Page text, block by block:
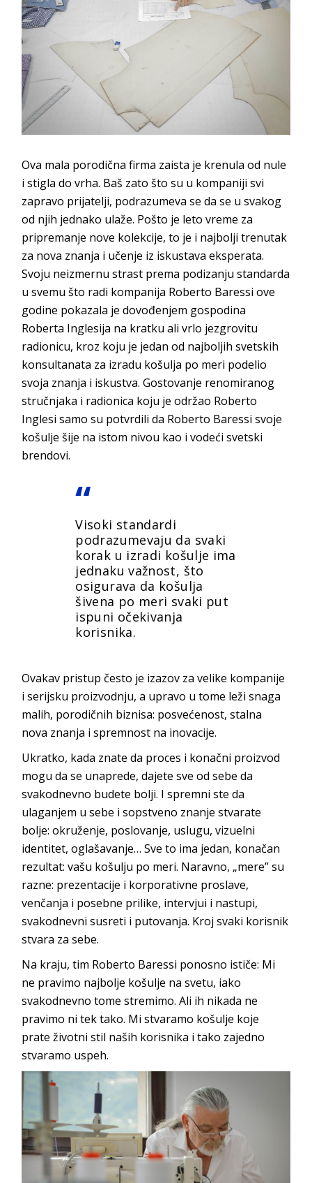
Ova mala porodična firma zaista je krenula od nule
i stigla do vrha. Baš zato što su u kompaniji svi
zapravo prijatelji, podrazumeva se da se u svakog
od njih jednako ulaže. Pošto je leto vreme za
pripremanje nove kolekcije, to je i najbolji trenutak
za nova znanja i učenje iz iskustava eksperata.
Svoju neizmernu strast prema podizanju standarda
u svemu što radi kompanija Roberto Baressi ove
godine pokazala je dovođenjem gospodina
Roberta Inglesija na kratku ali vrlo jezgrovitu
radionicu, kroz koju je jedan od najboljih svetskih
konsultanata za izradu košulja po meri podelio
svoja znanja i iskustva. Gostovanje renomiranog
stručnjaka i radionica koju je održao Roberto
Inglesi samo su potvrdili da Roberto Baressi svoje
košulje šije na istom nivou kao i vodeći svetski
brendovi.
Visoki standardi
podrazumevaju da svaki
korak u izradi košulje ima
jednaku važnost, što
osigurava da košulja
šivena po meri svaki put
ispuni očekivanja
korisnika.
Ovakav pristup često je izazov za velike kompanije
i serijsku proizvodnju, a upravo u tome leži snaga
malih, porodičnih biznisa: posvećenost, stalna
nova znanja i spremnost na inovacije.
Ukratko, kada znate da proces i konačni proizvod
mogu da se unaprede, dajete sve od sebe da
svakodnevno budete bolji. I spremni ste da
ulaganjem u sebe i sopstveno znanje stvarate
bolje: okruženje, poslovanje, uslugu, vizuelni
identitet, oglašavanje… Sve to ima jedan, konačan
rezultat: vašu košulju po meri. Naravno, „mere” su
razne: prezentacije i korporativne proslave,
venčanja i posebne prilike, intervjui i nastupi,
svakodnevni susreti i putovanja. Kroj svaki korisnik
stvara za sebe.
Na kraju, tim Roberto Baressi ponosno ističe: Mi
ne pravimo najbolje košulje na svetu, iako
svakodnevno tome stremimo. Ali ih nikada ne
pravimo ni tek tako. Mi stvaramo košulje koje
prate životni stil naših korisnika i tako zajedno
stvaramo uspeh.